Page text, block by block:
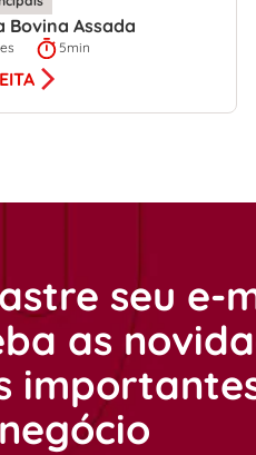
Bovina Assada
5min
seu e-
as